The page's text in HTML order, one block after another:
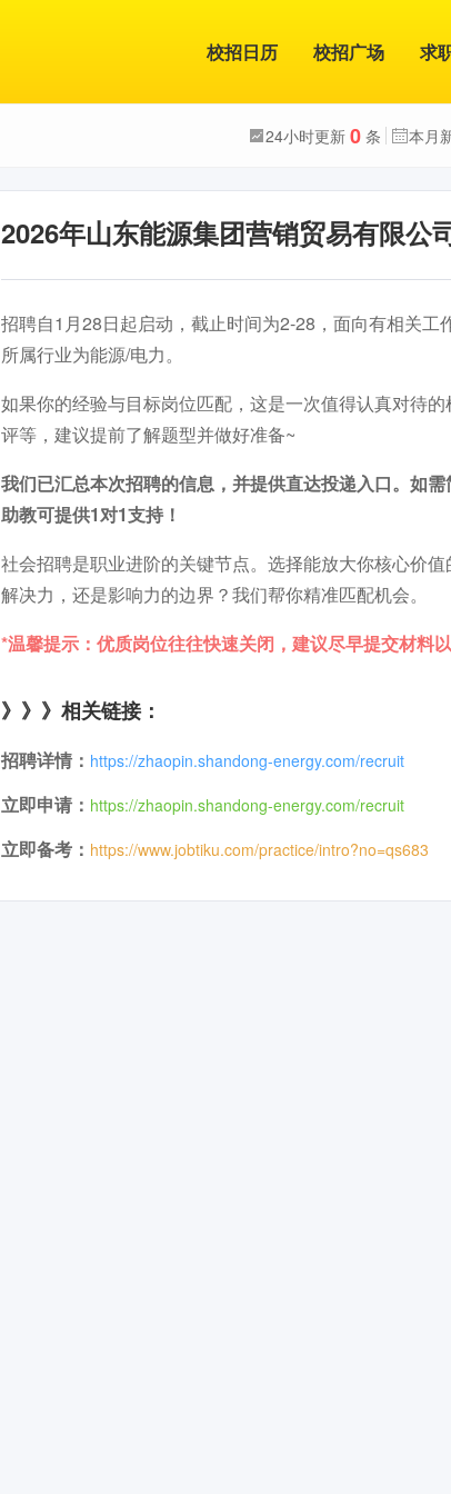
校招日历 校招广场 求
24小时更新 0 条 本月
2026年山东能源集团营销贸易有限公
招聘自1月28日起启动，截止时间为2-28，面向有相关工
所属行业为能源/电力。
如果你的经验与目标岗位匹配，这是一次值得认真对待
评等，建议提前了解题型并做好准备~
我们已汇总本次招聘的信息，并提供直达投递入口。如
助教可提供1对1支持！
社会招聘是职业进阶的关键节点。选择能放大你核心价
解决力，还是影响力的边界？我们帮你精准匹配机会。
*温馨提示：优质岗位往往快速关闭，建议尽早提交材料
》》》相关链接：
招聘详情： https://zhaopin.shandong-energy.com/recruit
立即申请： https://zhaopin.shandong-energy.com/recruit
立即备考： https://www.jobtiku.com/practice/intro?no=qs683